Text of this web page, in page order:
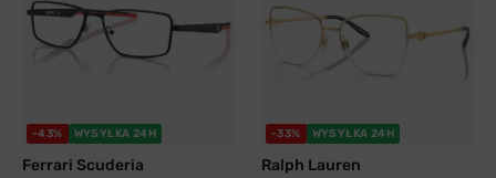
-43% WYSYŁKA 24H
Ferrari Scuderia
-33% WYSYŁKA 24H
Ralph Lauren